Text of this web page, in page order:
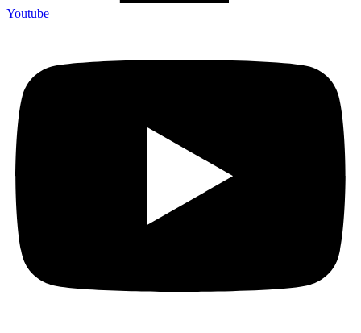
Youtube